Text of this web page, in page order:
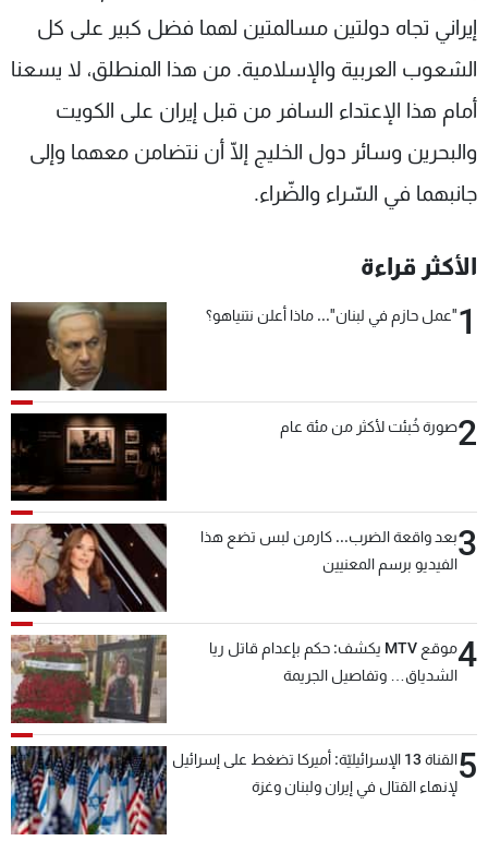
إيراني تجاه دولتين مسالمتين لهما فضل كبير على كل
الشعوب العربية والإسلامية. من هذا المنطلق، لا يسعنا
أمام هذا الإعتداء السافر من قبل إيران على الكويت
والبحرين وسائر دول الخليج إلّا أن نتضامن معهما وإلى
جانبهما في السّراء والضّراء.
الأكثر قراءة
1"عمل حازم في لبنان"... ماذا أعلن نتنياهو؟
2صورة خُبئت لأكثر من مئة عام
3بعد واقعة الضرب... كارمن لبس تضع هذا
الفيديو برسم المعنيين
4
موقع MTV يكشف: حكم بإعدام قاتل ريا
الشدياق… وتفاصيل الجريمة
5
القناة 13 الإسرائيليّة: أميركا تضغط على إسرائيل
لإنهاء القتال في إيران ولبنان وغزة